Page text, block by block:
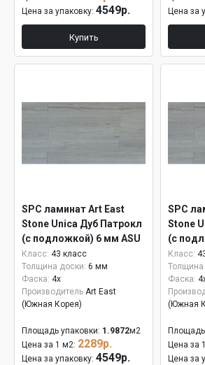
Цена за упаковку: 4549р.
Купить
Цена за
SPC ламинат Art East
Stone Unica Дуб Патрокл
(с подложкой) 6 мм ASU
802
Класс: 43 класс
Толщина доски: 6 мм
Фаска: 4x
Производитель Art East
(Южная Корея)
Площадь упаковки: 1.9872м2
Цена за 1 м2: 2289р.
Цена за упаковку: 4549р.
SPC
Stone
(с
Класс:
Толщина
Фаска:
(Южная
Площадь
Цена за
Цена за